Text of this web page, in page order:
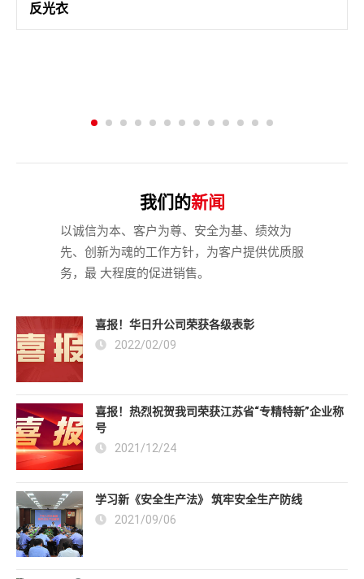
反光衣
我们的新闻
以诚信为本、客户为尊、安全为基、绩效为
先、创新为魂的工作方针，为客户提供优质服
务，最 大程度的促进销售。
喜报！华日升公司荣获各级表彰
2022/02/09
喜报！热烈祝贺我司荣获江苏省“专精特新”企业称
号
2021/12/24
学习新《安全生产法》 筑牢安全生产防线
2021/09/06